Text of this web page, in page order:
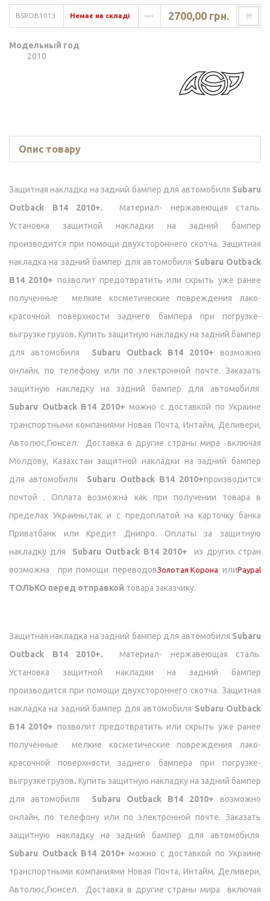
BSROB1013 Немає на складі --- 2700,00 грн.
Модельный год
2010
Опис товару
Защитная накладка на задний бампер для автомобиля Subaru
Outback B14 2010+.
Материал- нержавеющая сталь.
Установка защитной накладки на задний бампер
производится при помощи двухстороннего скотча. Защитная
накладка на задний бампер для автомобиля Subaru Outback
B14 2010+ позволит предотвратить или скрыть уже ранее
полученные мелкие косметические повреждения лако-
красочной поверхности заднего бампера при погрузке-
выгрузке грузов. Купить защитную накладку на задний бампер
для автомобиля
Subaru Outback B14 2010+
возможно
онлайн, по телефону или по электронной почте. Заказать
защитную накладку на задний бампер для автомобиля
Subaru Outback B14 2010+ можно с доставкой по Украине
транспортными компаниями Новая Почта, Интайм, Деливери,
Автолюс,Гюнсел.
Доставка в другие страны мира включая
Молдову, Казахстан защитной накладки на задний бампер
для автомобиля
Subaru Outback B14 2010+производится
почтой . Оплата возможна как при получении товара в
пределах Украины,так и с предоплатой на карточку банка
Приватбанк или Кредит Днипро.
Оплаты за защитную
накладку для Subaru Outback B14 2010+ из других стран
возможна при помощи переводовЗолотая Корона илиPaypal
ТОЛЬКО перед отправкой товара заказчику.
Защитная накладка на задний бампер для автомобиля Subaru
Outback B14 2010+.
Материал- нержавеющая сталь.
Установка защитной накладки на задний бампер
производится при помощи двухстороннего скотча. Защитная
накладка на задний бампер для автомобиля Subaru Outback
B14 2010+ позволит предотвратить или скрыть уже ранее
полученные мелкие косметические повреждения лако-
красочной поверхности заднего бампера при погрузке-
выгрузке грузов. Купить защитную накладку на задний бампер
для автомобиля
Subaru Outback B14 2010+
возможно
онлайн, по телефону или по электронной почте. Заказать
защитную накладку на задний бампер для автомобиля
Subaru Outback B14 2010+ можно с доставкой по Украине
транспортными компаниями Новая Почта, Интайм, Деливери,
Автолюс,Гюнсел.
Доставка в другие страны мира включая